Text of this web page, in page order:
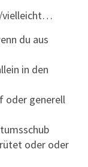
vielleicht…
du aus
in den
oder generell
oder oder